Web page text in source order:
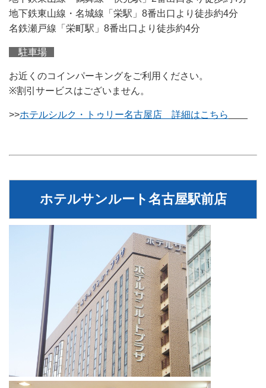
地下鉄東山線・名城線「栄駅」8番出口より徒歩約4分
名鉄瀬戸線「栄町駅」8番出口より徒歩約4分
駐車場
お近くのコインパーキングをご利用ください。
※割引サービスはございません。
>>ホテルシルク・トゥリー名古屋店 詳細はこちら
ホテルサンルート名古屋駅前店